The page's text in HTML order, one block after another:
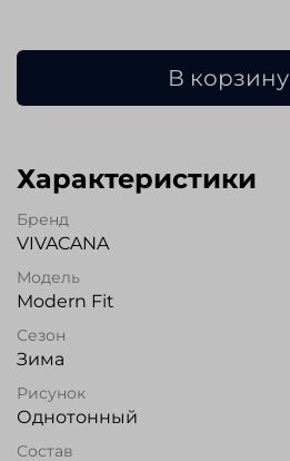
В корзину
Характеристики
Бренд
VIVACANA
Модель
Modern Fit
Сезон
Зима
Рисунок
Однотонный
Состав